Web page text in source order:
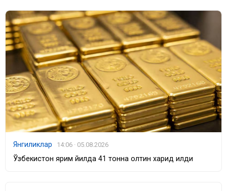
Янгиликлар 14:06 · 05.08.2026
Ўзбекистон ярим йилда 41 тонна олтин харид қилди